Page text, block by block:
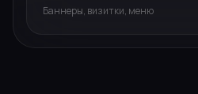
Баннеры, визитки, меню